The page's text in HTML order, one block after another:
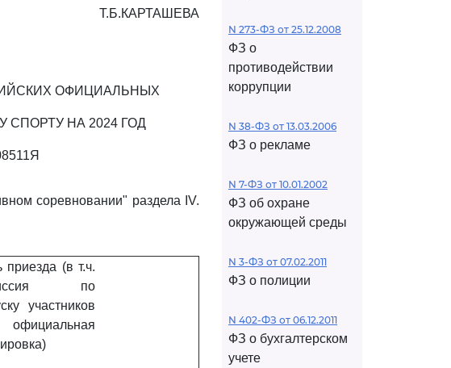
Т.Б.КАРТАШЕВА
ОФИЦИАЛЬНЫХ
НА 2024 ГОД
соревновании" раздела IV.
приезда (в т.ч.
по
участников
N 273-ФЗ от 25.12.2008
ФЗ о
противодействии
коррупции
N 38-ФЗ от 13.03.2006
ФЗ о рекламе
N 7-ФЗ от 10.01.2002
ФЗ об охране
окружающей среды
N 3-ФЗ от 07.02.2011
ФЗ о полиции
N 402-ФЗ от 06.12.2011
ФЗ о бухгалтерском
учете